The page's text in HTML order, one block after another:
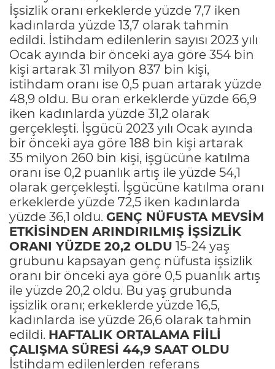
İşsizlik oranı erkeklerde yüzde 7,7 iken
kadınlarda yüzde 13,7 olarak tahmin
edildi. İstihdam edilenlerin sayısı 2023 yılı
Ocak ayında bir önceki aya göre 354 bin
kişi artarak 31 milyon 837 bin kişi,
istihdam oranı ise 0,5 puan artarak yüzde
48,9 oldu. Bu oran erkeklerde yüzde 66,9
iken kadınlarda yüzde 31,2 olarak
gerçekleşti. İşgücü 2023 yılı Ocak ayında
bir önceki aya göre 188 bin kişi artarak
35 milyon 260 bin kişi, işgücüne katılma
oranı ise 0,2 puanlık artış ile yüzde 54,1
olarak gerçekleşti. İşgücüne katılma oranı
erkeklerde yüzde 72,5 iken kadınlarda
yüzde 36,1 oldu. GENÇ NÜFUSTA MEVSİM
ETKİSİNDEN ARINDIRILMIŞ İŞSİZLİK
ORANI YÜZDE 20,2 OLDU 15-24 yaş
grubunu kapsayan genç nüfusta işsizlik
oranı bir önceki aya göre 0,5 puanlık artış
ile yüzde 20,2 oldu. Bu yaş grubunda
işsizlik oranı; erkeklerde yüzde 16,5,
kadınlarda ise yüzde 26,6 olarak tahmin
edildi. HAFTALIK ORTALAMA FİİLİ
ÇALIŞMA SÜRESİ 44,9 SAAT OLDU
İstihdam edilenlerden referans